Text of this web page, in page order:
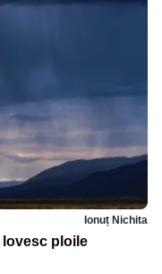
Ionuț Nichita
lovesc ploile